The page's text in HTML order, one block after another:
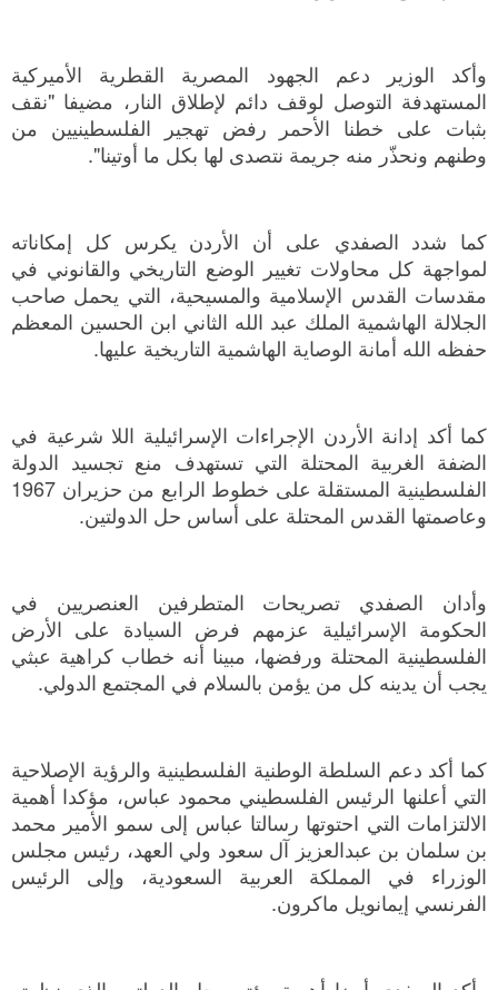
وأكد الوزير دعم الجهود المصرية القطرية الأميركية
المستهدفة التوصل لوقف دائم لإطلاق النار، مضيفا "نقف
بثبات على خطنا الأحمر رفض تهجير الفلسطينيين من
وطنهم ونحذّر منه جريمة نتصدى لها بكل ما أوتينا".
كما شدد الصفدي على أن الأردن يكرس كل إمكاناته
لمواجهة كل محاولات تغيير الوضع التاريخي والقانوني في
مقدسات القدس الإسلامية والمسيحية، التي يحمل صاحب
الجلالة الهاشمية الملك عبد الله الثاني ابن الحسين المعظم
حفظه الله أمانة الوصاية الهاشمية التاريخية عليها.
كما أكد إدانة الأردن الإجراءات الإسرائيلية اللا شرعية في
الضفة الغربية المحتلة التي تستهدف منع تجسيد الدولة
الفلسطينية المستقلة على خطوط الرابع من حزيران 1967
وعاصمتها القدس المحتلة على أساس حل الدولتين.
وأدان الصفدي تصريحات المتطرفين العنصريين في
الحكومة الإسرائيلية عزمهم فرض السيادة على الأرض
الفلسطينية المحتلة ورفضها، مبينا أنه خطاب كراهية عبثي
يجب أن يدينه كل من يؤمن بالسلام في المجتمع الدولي.
كما أكد دعم السلطة الوطنية الفلسطينية والرؤية الإصلاحية
التي أعلنها الرئيس الفلسطيني محمود عباس، مؤكدا أهمية
الالتزامات التي احتوتها رسالتا عباس إلى سمو الأمير محمد
بن سلمان بن عبدالعزيز آل سعود ولي العهد، رئيس مجلس
الوزراء في المملكة العربية السعودية، وإلى الرئيس
الفرنسي إيمانويل ماكرون.